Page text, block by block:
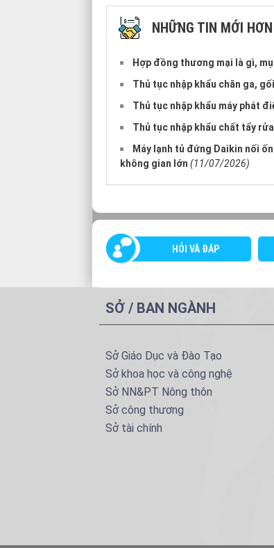
NHỮNG TIN MỚI HƠN
Hợp đồng thương mại là gì,
Thủ tục nhập khẩu chăn ga,
Thủ tục nhập khẩu máy phát
Thủ tục nhập khẩu chất tẩy
Máy lạnh tủ đứng Daikin nối
không gian lớn (11/07/2026)
HỎI VÀ ĐÁP
SỞ / BAN NGÀNH
Sở Giáo Dục và Đào Tạo
Sở khoa học và công nghệ
Sở NN&PT Nông thôn
Sở công thương
Sở tài chính